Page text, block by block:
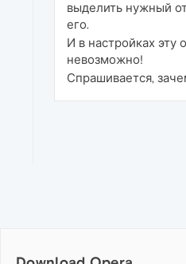
выделить нужный
его.
И в настройках эту
невозможно!
Спрашивается,